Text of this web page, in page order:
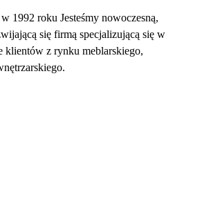
1992 roku Jesteśmy nowoczesną,
się firmą specjalizującą się w
klientów z rynku meblarskiego,